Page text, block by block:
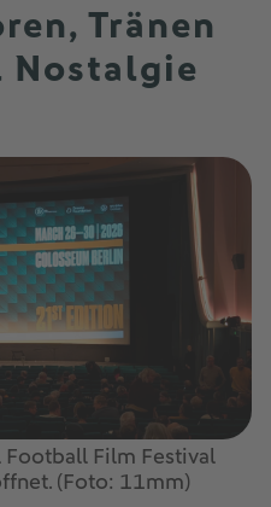
Tränen
Nostalgie
Football Film Festival
(Foto: 11mm)